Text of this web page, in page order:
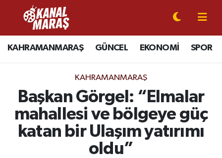
KAHRAMANMARAŞ GÜNCEL EKONOMİ SPOR
KAHRAMANMARAŞ
Başkan Görgel: “Elmalar
mahallesi ve bölgeye güç
katan bir Ulaşım yatırımı
oldu”
CANLI YAYIN
KAHRAMANMARAŞ
SPOR
SİYASET
Kahramanmaraş Nöbetçi Eczaneler
Kahramanmaraş Hava Durumu
Kahramanmaraş Trafik Yoğunluk Haritası
Süper Lig Puan Durumu ve Fikstür